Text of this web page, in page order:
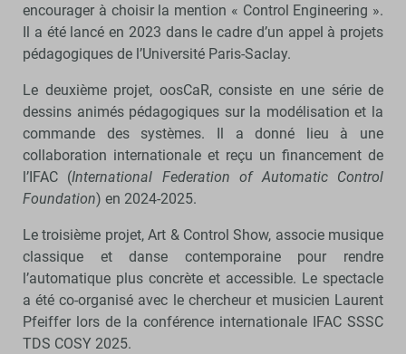
encourager à choisir la mention « Control Engineering ».
Il a été lancé en 2023 dans le cadre d’un appel à projets
pédagogiques de l’Université Paris-Saclay.
Le deuxième projet, oosCaR, consiste en une série de
dessins animés pédagogiques sur la modélisation et la
commande des systèmes. Il a donné lieu à une
collaboration internationale et reçu un financement de
l’IFAC (International Federation of Automatic Control
Foundation) en 2024-2025.
Le troisième projet, Art & Control Show, associe musique
classique et danse contemporaine pour rendre
l’automatique plus concrète et accessible. Le spectacle
a été co-organisé avec le chercheur et musicien Laurent
Pfeiffer lors de la conférence internationale IFAC SSSC
TDS COSY 2025.